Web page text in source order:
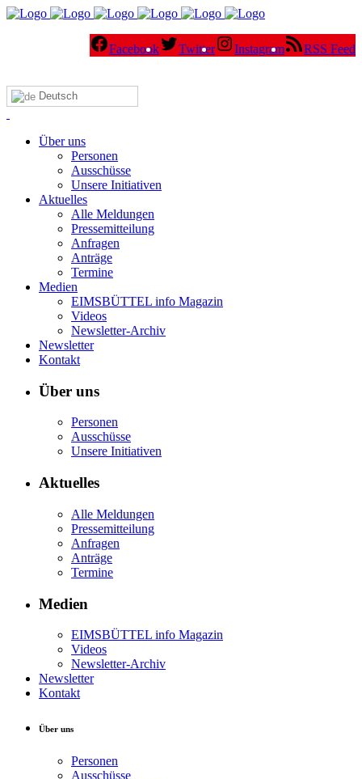
Facebook Twitter Instagram RSS Feed
Deutsch
Über uns
Personen
Ausschüsse
Unsere Initiativen
Aktuelles
Alle Meldungen
Pressemitteilung
Anfragen
Anträge
Termine
Medien
EIMSBÜTTEL info Magazin
Videos
Newsletter-Archiv
Newsletter
Kontakt
Über uns
Personen
Ausschüsse
Unsere Initiativen
Aktuelles
Alle Meldungen
Pressemitteilung
Anfragen
Anträge
Termine
Medien
EIMSBÜTTEL info Magazin
Videos
Newsletter-Archiv
Newsletter
Kontakt
Über uns
Personen
Ausschüsse